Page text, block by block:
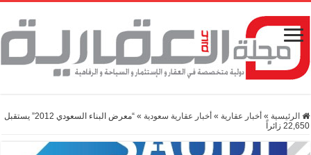
الرئيسية » أخبار عقارية » أخبار عقارية سعودية »
“معرض البناء السعودي 2012” يستقبل
22,650 زائراً